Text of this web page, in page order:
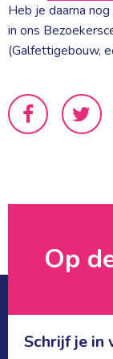
Heb je daarna
in ons
(Galfettigebouw,
Op
Schrijf je in